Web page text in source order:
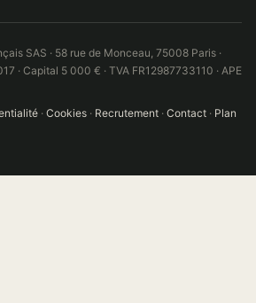
SAS · 58 rue de Monceau, 75008 Paris ·
· Capital 5 000 € · TVA FR12987733110 · APE
· Cookies · Recrutement · Contact · Plan